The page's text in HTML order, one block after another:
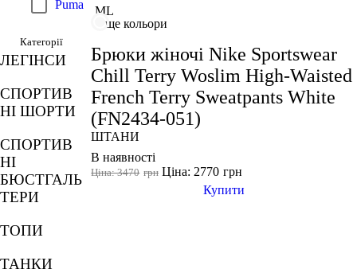
Puma
Категорії
ЛЕГІНСИ
СПОРТИВ
НІ ШОРТИ
СПОРТИВ
НІ
БЮСТГАЛЬ
ТЕРИ
ТОПИ
ТАНКИ
ML
ще кольори
Брюки жіночі Nike Sportswear
Chill Terry Woslim High-Waisted
French Terry Sweatpants White
(FN2434-051)
ШТАНИ
В наявності
грн
Ціна: 3470 грн
Ціна: 2770
Купити